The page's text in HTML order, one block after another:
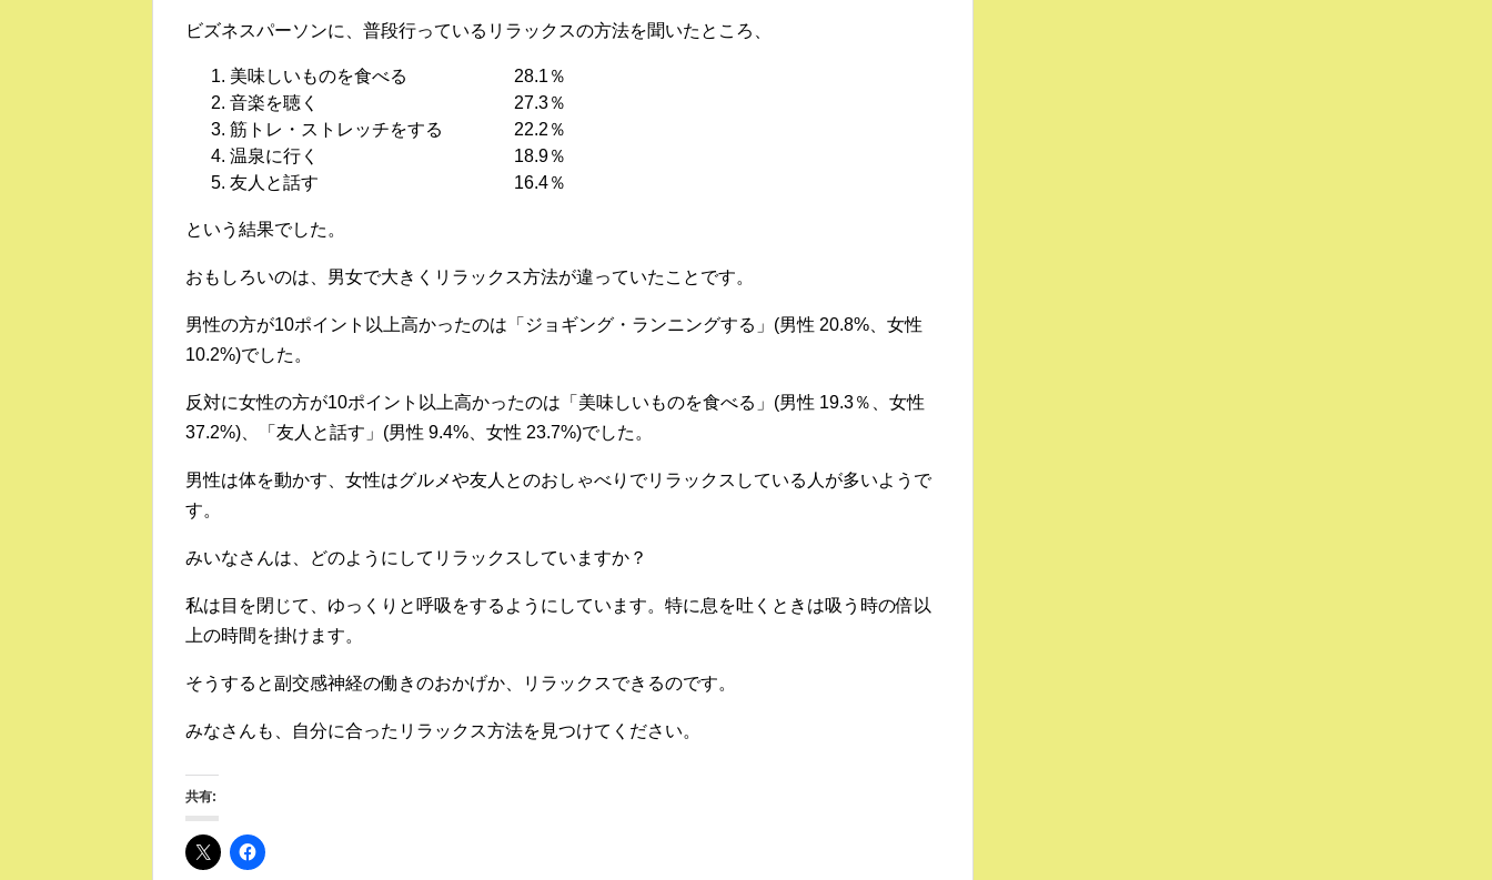
ビズネスパーソンに、普段行っているリラックスの方法を聞いたところ、
美味しいものを食べる 28.1％
音楽を聴く 27.3％
筋トレ・ストレッチをする 22.2％
温泉に行く 18.9％
友人と話す 16.4％
という結果でした。
おもしろいのは、男女で大きくリラックス方法が違っていたことです。
男性の方が10ポイント以上高かったのは「ジョギング・ランニングする」(男性 20.8%、女性
10.2%)でした。
反対に女性の方が10ポイント以上高かったのは「美味しいものを食べる」(男性 19.3％、女性
37.2%)、「友人と話す」(男性 9.4%、女性 23.7%)でした。
男性は体を動かす、女性はグルメや友人とのおしゃべりでリラックスしている人が多いようで
す。
みいなさんは、どのようにしてリラックスしていますか？
私は目を閉じて、ゆっくりと呼吸をするようにしています。特に息を吐くときは吸う時の倍以
上の時間を掛けます。
そうすると副交感神経の働きのおかげか、リラックスできるのです。
みなさんも、自分に合ったリラックス方法を見つけてください。
共有: